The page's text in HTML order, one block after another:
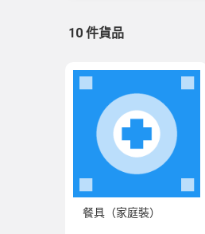
10 件貨品
餐具（家庭裝）